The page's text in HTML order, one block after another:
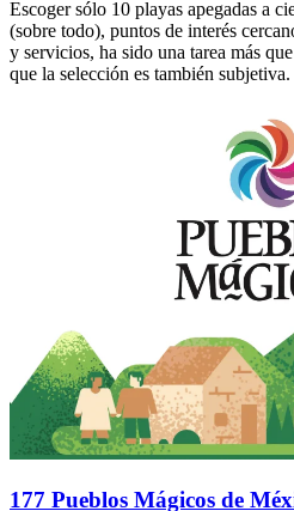
Escoger sólo 10 playas apegadas a
(sobre todo), puntos de interés
y servicios, ha sido una tarea más
que la selección es también subjetiva.
177 Pueblos Mágicos de